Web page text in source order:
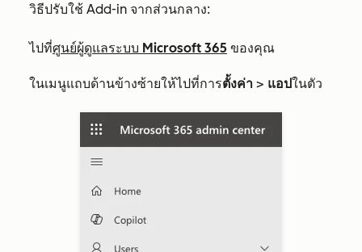
วิธีปรับใช้ Add-in จากส่วนกลาง:
ไปที่ศูนย์ผู้ดูแลระบบ Microsoft 365 ของคุณ
ในเมนูแถบด้านข้างซ้ายให้ไปที่การตั้งค่า > แอปในตัว